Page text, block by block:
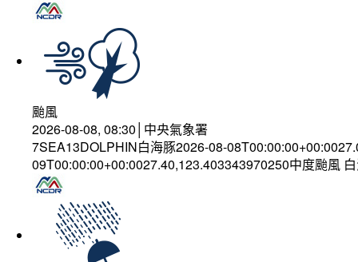
颱風
2026-08-08, 08:30│中央氣象署
7SEA13DOLPHIN白海豚2026-08-
09T00:00:00+00:0027.40,123.403343970250中度颱風